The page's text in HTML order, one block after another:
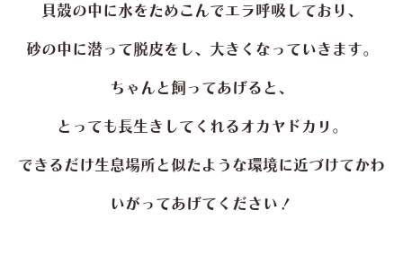
貝殻の中に水をためこんでエラ呼吸しており、
砂の中に潜って脱皮をし、大きくなっていきます。
ちゃんと飼ってあげると、
とっても長生きしてくれるオカヤドカリ。
できるだけ生息場所と似たような環境に近づけてかわ
いがってあげてください！